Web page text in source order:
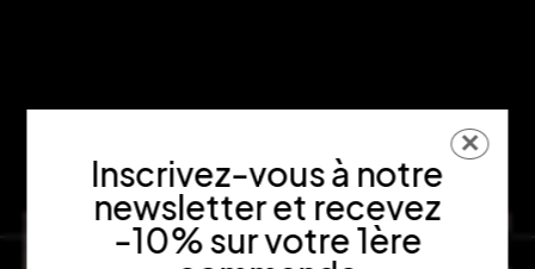
Inscrivez-vous à notre
newsletter et recevez
-10% sur votre 1ère
✕